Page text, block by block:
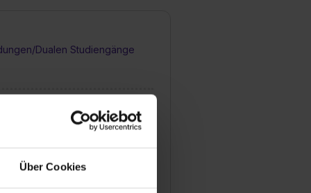
Über Cookies
Dualen Studiengänge
für eine
bei Ihnen aus?